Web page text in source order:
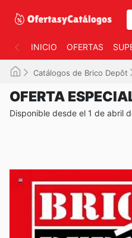
INICIO OFERTAS
Catálogos de Brico Depôt
OFERTA
Disponible desde el 1 de abril